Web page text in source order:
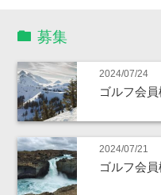
募集
2024/07/24
ゴルフ会
2024/07/21
ゴルフ会